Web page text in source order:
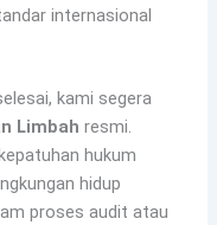
internasional
kami segera
Limbah resmi.
hukum
hidup
proses audit atau